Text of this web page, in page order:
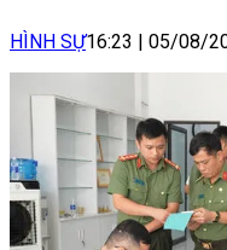
HÌNH SỰ16:23 05/08/